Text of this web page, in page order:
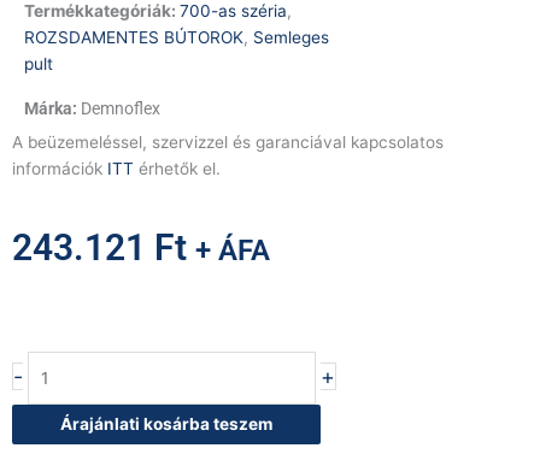
Termékkategóriák: 700-as széria,
ROZSDAMENTES BÚTOROK, Semleges
pult
Demnoflex
A beüzemeléssel, szervizzel és garanciával kapcsolatos
információk ITT érhetők el.
243.121 Ft + ÁFA
-
tárolóasztal
köztes
polccal,
+
Árajánlati kosárba teszem